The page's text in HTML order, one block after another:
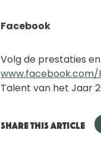
Facebook
Volg de prestaties
Talent van het Jaar
SHARE THIS ARTICLE